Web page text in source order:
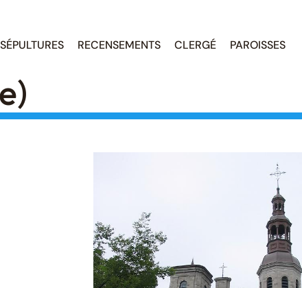
SÉPULTURES RECENSEMENTS CLERGÉ PAROISSES